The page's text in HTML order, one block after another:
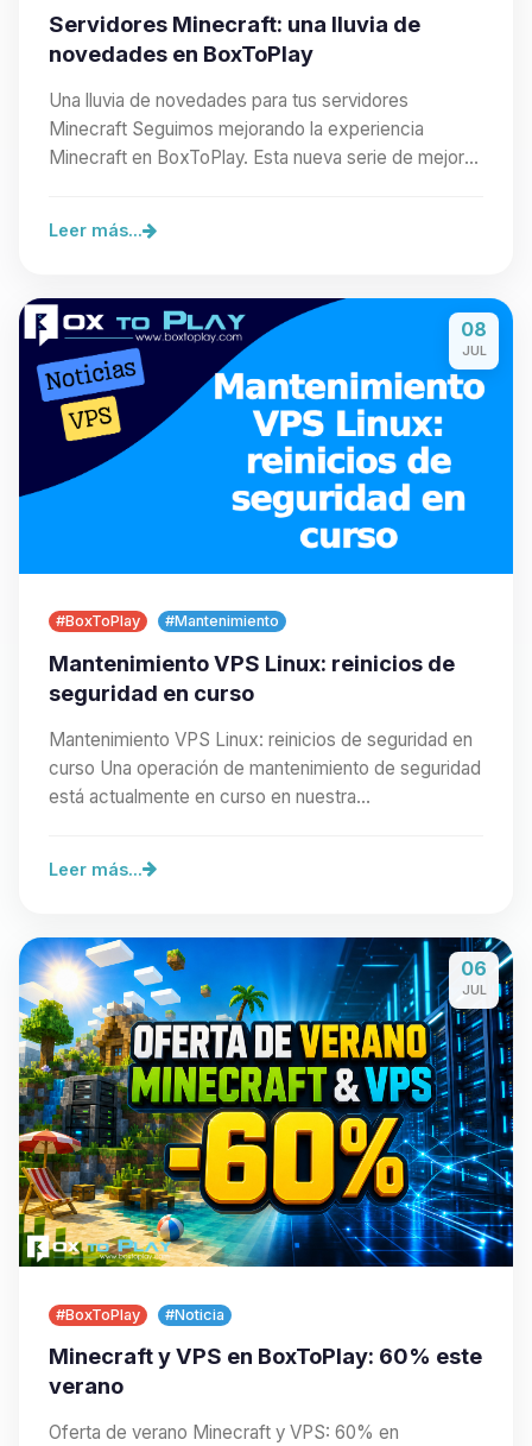
Servidores Minecraft: una lluvia de
novedades en BoxToPlay
Una lluvia de novedades para tus servidores
Minecraft Seguimos mejorando la experiencia
Minecraft en BoxToPlay. Esta nueva serie de mejoras
Leer más...
08
JUL
#BoxToPlay #Mantenimiento
Mantenimiento VPS Linux: reinicios de
seguridad en curso
Mantenimiento VPS Linux: reinicios de seguridad en
curso Una operación de mantenimiento de seguridad
está actualmente en curso en nuestra…
Leer más...
06
JUL
#BoxToPlay #Noticia
Minecraft y VPS en BoxToPlay: 60% este
verano
Oferta de verano Minecraft y VPS: 60% en